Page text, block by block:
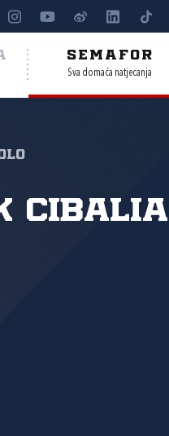
SEMAFOR
Sva domaća natjecanja
Cibalia